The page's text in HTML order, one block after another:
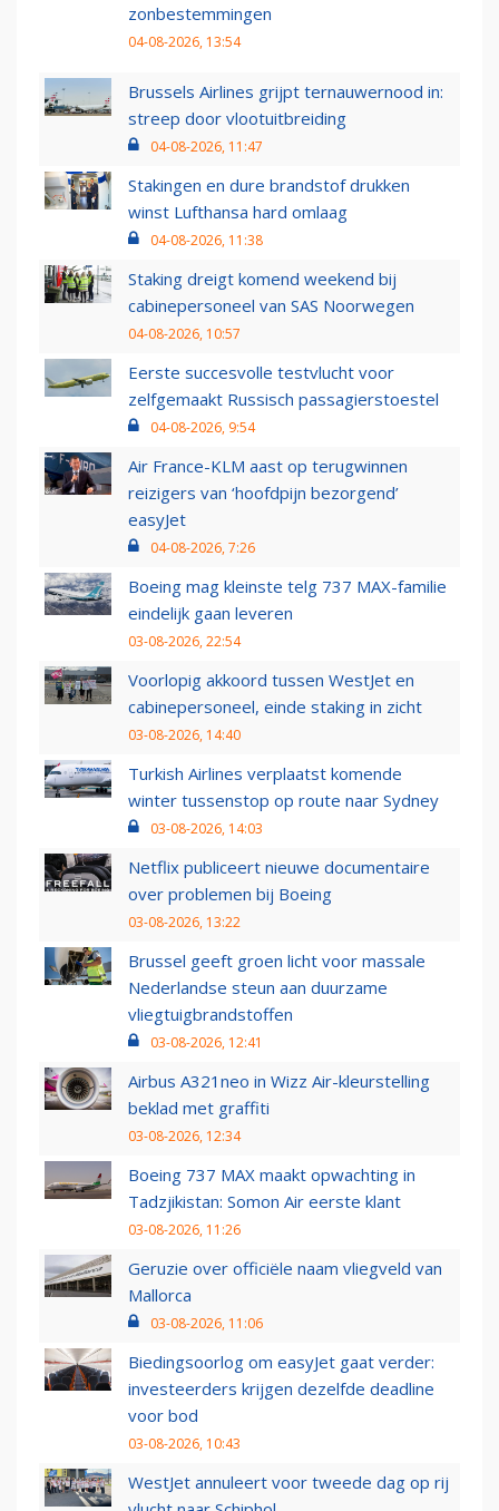
zonbestemmingen
04-08-2026, 13:54
Brussels Airlines grijpt ternauwernood in:
streep door vlootuitbreiding
04-08-2026, 11:47
Stakingen en dure brandstof drukken
winst Lufthansa hard omlaag
04-08-2026, 11:38
Staking dreigt komend weekend bij
cabinepersoneel van SAS Noorwegen
04-08-2026, 10:57
Eerste succesvolle testvlucht voor
zelfgemaakt Russisch passagierstoestel
04-08-2026, 9:54
Air France-KLM aast op terugwinnen
reizigers van ‘hoofdpijn bezorgend’
easyJet
04-08-2026, 7:26
Boeing mag kleinste telg 737 MAX-familie
eindelijk gaan leveren
03-08-2026, 22:54
Voorlopig akkoord tussen WestJet en
cabinepersoneel, einde staking in zicht
03-08-2026, 14:40
Turkish Airlines verplaatst komende
winter tussenstop op route naar Sydney
03-08-2026, 14:03
Netflix publiceert nieuwe documentaire
over problemen bij Boeing
03-08-2026, 13:22
Brussel geeft groen licht voor massale
Nederlandse steun aan duurzame
vliegtuigbrandstoffen
03-08-2026, 12:41
Airbus A321neo in Wizz Air-kleurstelling
beklad met graffiti
03-08-2026, 12:34
Boeing 737 MAX maakt opwachting in
Tadzjikistan: Somon Air eerste klant
03-08-2026, 11:26
Geruzie over officiële naam vliegveld van
Mallorca
03-08-2026, 11:06
Biedingsoorlog om easyJet gaat verder:
investeerders krijgen dezelfde deadline
voor bod
03-08-2026, 10:43
WestJet annuleert voor tweede dag op rij